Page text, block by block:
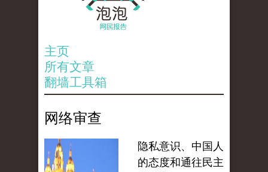
主页
所有文章
翻墙工具箱
网络审查
隐私意识、中国人
的态度和通往民主